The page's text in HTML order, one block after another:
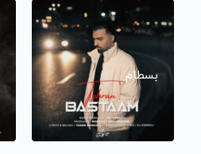
بسطام